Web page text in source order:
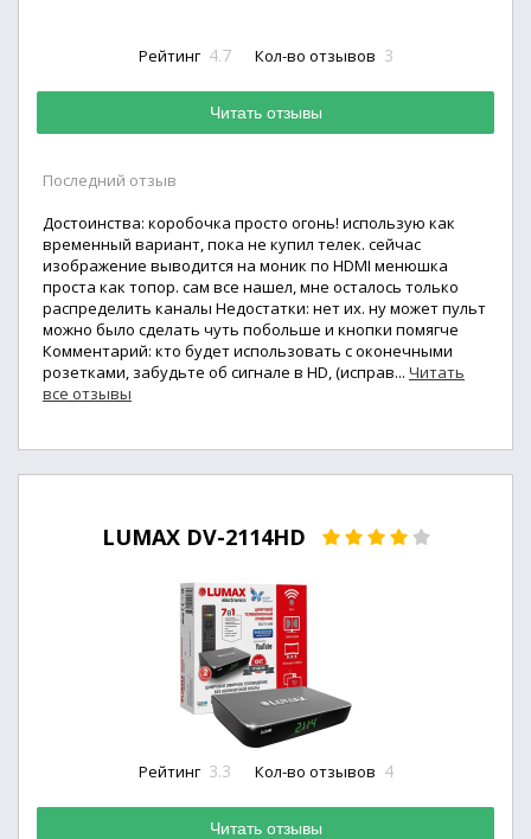
Рейтинг 4.7 Кол-во отзывов 3
Читать отзывы
Последний отзыв
Достоинства: коробочка просто огонь! использую как
временный вариант, пока не купил телек. сейчас
изображение выводится на моник по HDMI менюшка
проста как топор. сам все нашел, мне осталось только
распределить каналы Недостатки: нет их. ну может пульт
можно было сделать чуть побольше и кнопки помягче
Комментарий: кто будет использовать с оконечными
розетками, забудьте об сигнале в HD, (исправ... Читать
все отзывы
LUMAX DV-2114HD
Рейтинг 3.3 Кол-во отзывов 4
Читать отзывы